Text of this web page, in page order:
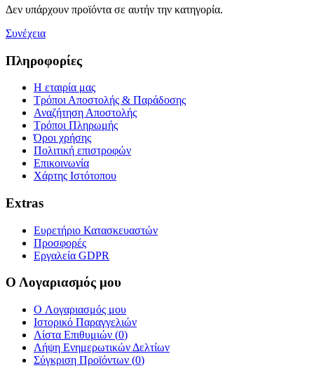
Δεν υπάρχουν προϊόντα σε αυτήν την κατηγορία.
Συνέχεια
Πληροφορίες
Η εταιρία μας
Τρόποι Αποστολής & Παράδοσης
Αναζήτηση Αποστολής
Τρόποι Πληρωμής
Όροι χρήσης
Πολιτική επιστροφών
Επικοινωνία
Χάρτης Ιστότοπου
Extras
Ευρετήριο Κατασκευαστών
Προσφορές
Εργαλεία GDPR
Ο Λογαριασμός μου
O Λογαριασμός μου
Ιστορικό Παραγγελιών
Λίστα Επιθυμιών (0)
Λήψη Ενημερωτικών Δελτίων
Σύγκριση Προϊόντων (0)